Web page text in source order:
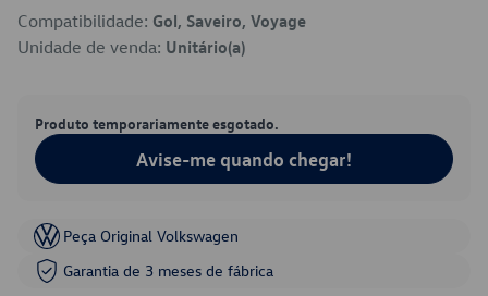
Compatibilidade: Gol, Saveiro, Voyage
Unidade de venda: Unitário(a)
Produto temporariamente esgotado.
Avise-me quando chegar!
Peça Original Volkswagen
Garantia de 3 meses de fábrica